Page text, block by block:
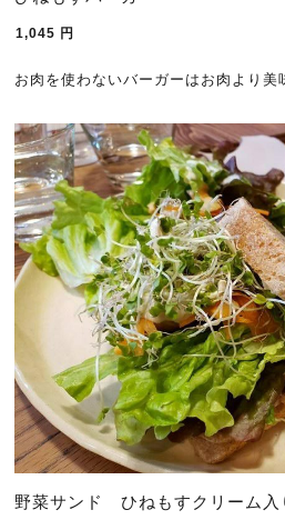
1,045 円
お肉を使わないバーガーはお肉より美
野菜サンド ひねもすクリーム入